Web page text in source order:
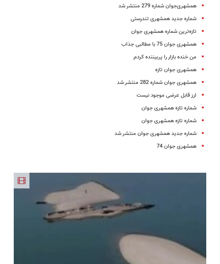
همشهری‌جوان شماره 279 منتشر شد
شماره جدید همشهری تندرستی
تازه‌ترین شماره همشهری جوان
همشهری جوان 75 با مطالبی جذاب
من خنده بازار را پربیننده کردم
همشهری جوان تازه
همشهری جوان شماره 282 منتشر شد
ارز قابل عرضی موجود نیست
شماره تازه همشهری جوان
شماره تازه همشهری جوان
شماره جدید همشهری جوان منتشر شد
همشهری جوان 74